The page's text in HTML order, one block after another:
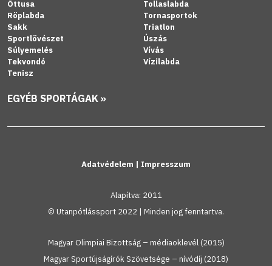
Öttusa
Röplabda
Sakk
Sportlövészet
Súlyemelés
Tekvondó
Tenisz
Tollaslabda
Tornasportok
Triatlon
Úszás
Vívás
Vízilabda
EGYÉB SPORTÁGAK »
Adatvédelem | Impresszum
Alapítva: 2011
© Utanpótlássport 2022 | Minden jog fenntartva.
Magyar Olimpiai Bizottság – médiaoklevél (2015)
Magyar Sportújságírók Szövetsége – nívódíj (2018)